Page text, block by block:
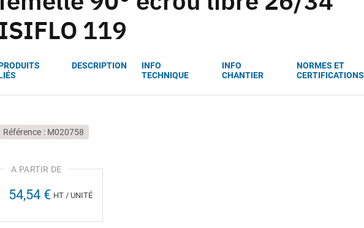
ISIFLO 119
DESCRIPTION
INFO
TECHNIQUE
INFO
CHANTIER
NORMES ET
CERTIFICATIONS
Référence M020758
54,54 € HT / UNITÉ